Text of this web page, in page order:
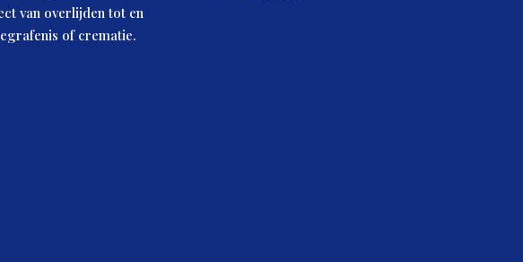
van overlijden tot en
of crematie.